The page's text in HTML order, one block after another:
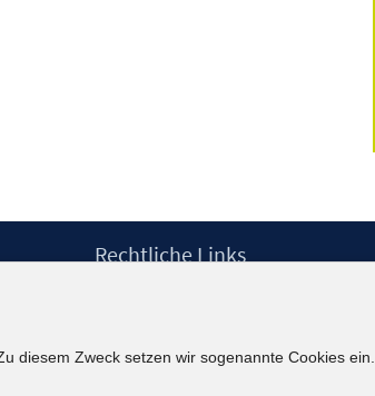
Rechtliche Links
Erklärung zur Barrierefreiheit
diesem Zweck setzen wir sogenannte Cookies ein.